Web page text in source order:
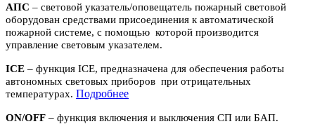
АПС – световой указатель/оповещатель пожарный световой
оборудован средствами присоединения к автоматической
пожарной системе, с помощью которой производится
управление световым указателем.
ICE – функция ICE, предназначена для обеспечения работы
автономных световых приборов при отрицательных
температурах. Подробнее
ON/OFF – функция включения и выключения СП или БАП.